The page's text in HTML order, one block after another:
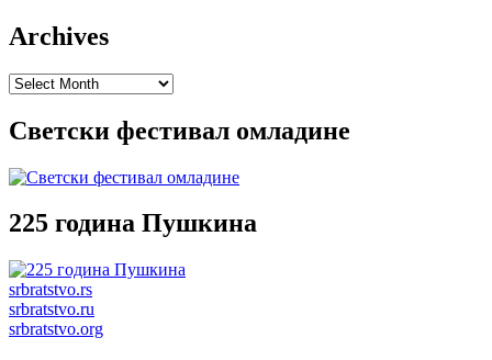
Archives
Archives
Светски фестивал омладине
225 година Пушкина
srbratstvo.rs
srbratstvo.ru
srbratstvo.org